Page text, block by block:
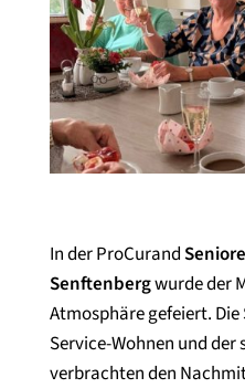
In der ProCurand
Senftenbergwurde der
Atmosphäre gefeiert.
Service-Wohnen und
verbrachten den